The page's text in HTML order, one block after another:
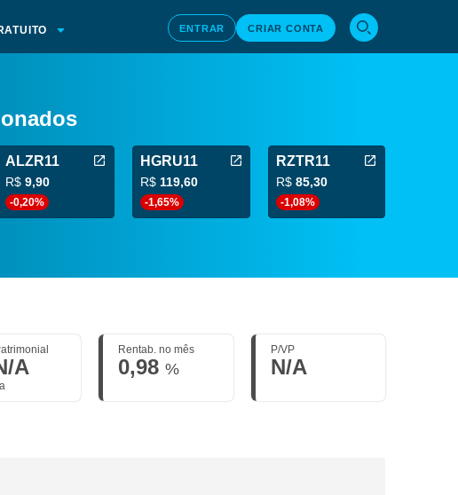
ENTRAR CRIAR CONTA
ALZR11
R$ 9,90
-0,20%
HGRU11
R$ 119,60
-1,65%
RZTR11
R$ 85,30
-1,08%
A
Rentab. no mês
0,98%
P/VP
N/A